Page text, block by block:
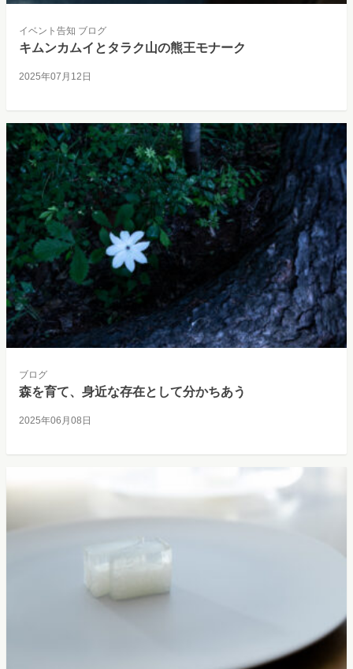
イベント告知 ブログ
キムンカムイとタラク山の熊王モナーク
2025年07月12日
ブログ
森を育て、身近な存在として分かちあう
2025年06月08日